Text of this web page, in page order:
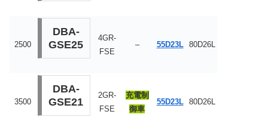
2500
DBA-
GSE25
4GR-
FSE
– 55D23L 80D26L
3500
DBA-
GSE21
2GR-
FSE
充電制
御車
55D23L 80D26L